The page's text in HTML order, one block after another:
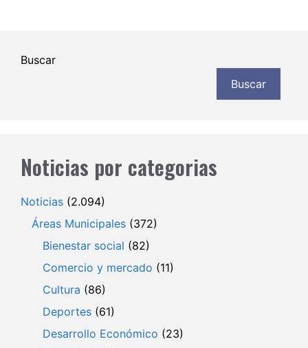
Buscar
Buscar
Noticias por categorias
Noticias (2.094)
Áreas Municipales (372)
Bienestar social (82)
Comercio y mercado (11)
Cultura (86)
Deportes (61)
Desarrollo Económico (23)